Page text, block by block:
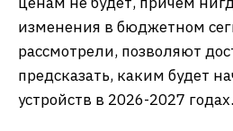
Что произойдет
бюджетным
дальше